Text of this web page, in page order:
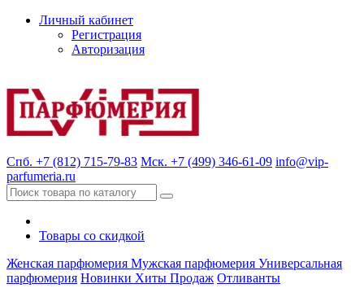
Личный кабинет
Регистрация
Авторизация
Спб. +7 (812) 715-79-83 Мск. +7 (499) 346-61-09 info@vip-
parfumeria.ru
Товары со скидкой
Женская парфюмерия Мужская парфюмерия Универсальная
парфюмерия Новинки Хиты Продаж Отливанты